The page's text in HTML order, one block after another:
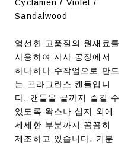
Cyclamen / Violet /
Sandalwood
엄선한 고품질의 원재료를
사용하여 자사 공장에서
하나하나 수작업으로 만드
는 프라그란스 캔들입니
다. 캔들을 끝까지 즐길 수
있도록 왁스나 심지 외에
세세한 부분까지 꼼꼼히
제조하고 있습니다. 기분